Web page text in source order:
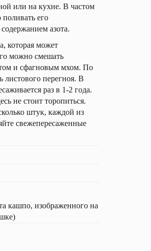
или на кухне. В частом
его
азота.
которая может
можно смешать
и сфагновым мхом. По
листового перегноя. В
раз в 1-2 года.
не стоит торопиться.
штук, каждой из
свежепересаженные
кашпо, изображенного на